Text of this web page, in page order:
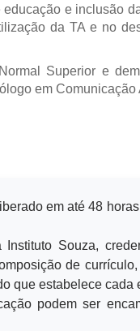
e inclusão
da TA e no
Superior e
em Comunicação
em até 48
Souza,
de
que estabelece cada
podem ser